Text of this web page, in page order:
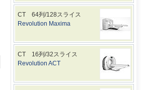
CT 64列/128スライス
Revolution Maxima
CT 16列/32スライス
Revolution ACT